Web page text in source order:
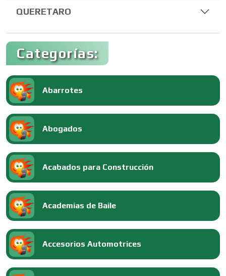
QUERETARO
Categorías:
Abarrotes
Abogados
Acabados para Construcción
Academias de Baile
Accesorios Automotrices